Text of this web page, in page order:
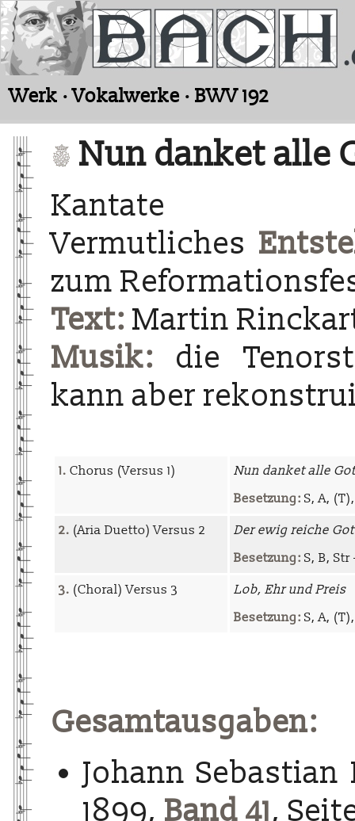
Werk · Vokalwerke · BWV 192
Nun danket alle
Kantate
Vermutliches
zum
Text: Martin
Musik: die
kann aber
1. Chorus (Versus 1)
Nun danket alle
Besetzung: S, A,
2. (Aria Duetto) Versus 2
Der ewig reiche
Besetzung: S, B,
3. (Choral) Versus 3
Lob, Ehr und Preis
Besetzung: S, A,
Gesamtausgaben:
Johann Sebastian
1899, Band 41,